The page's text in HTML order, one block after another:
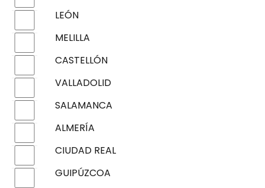
LEÓN
MELILLA
CASTELLÓN
VALLADOLID
SALAMANCA
ALMERÍA
CIUDAD REAL
GUIPÚZCOA